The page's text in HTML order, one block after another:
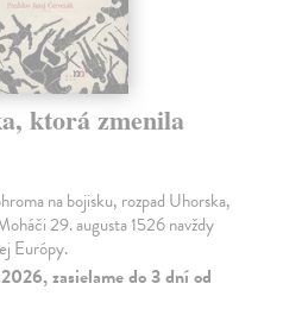
ktorá zmenila
na bojisku, rozpad Uhorska,
29. augusta 1526 navždy
Európy.
zasielame do 3 dní od